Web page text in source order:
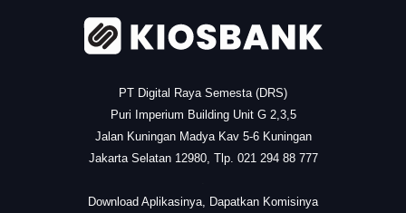
PT Digital Raya Semesta (DRS)
Puri Imperium Building Unit G 2,3,5
Jalan Kuningan Madya Kav 5-6 Kuningan
Jakarta Selatan 12980, Tlp. 021 294 88 777
Download Aplikasinya, Dapatkan Komisinya